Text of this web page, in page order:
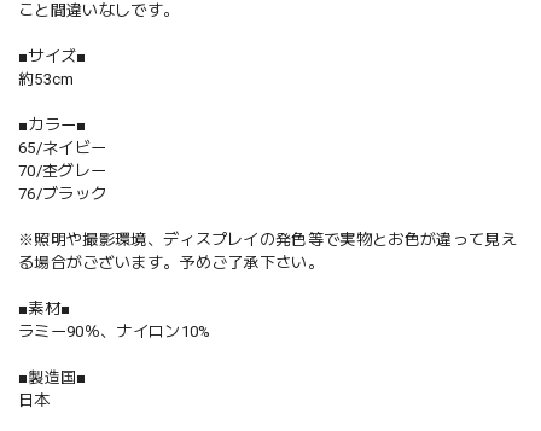
こと間違いなしです。
■サイズ■
約53cm
■カラー■
65/ネイビー
70/杢グレー
76/ブラック
※照明や撮影環境、ディスプレイの発色等で実物とお色が違って見え
る場合がございます。予めご了承下さい。
■素材■
ラミー90％、ナイロン10%
■製造国■
日本